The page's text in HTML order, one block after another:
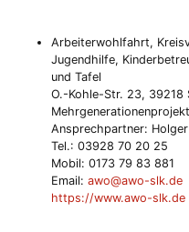
Arbeiterwohlfahrt,
Jugendhilfe,
und Tafel
O.-Kohle-Str. 23, 39218
Ansprechpartner:
Tel.: 03928 70 20 25
Mobil: 0173 79 83 881
Email: awo@awo-slk.de
https://www.awo-slk.de